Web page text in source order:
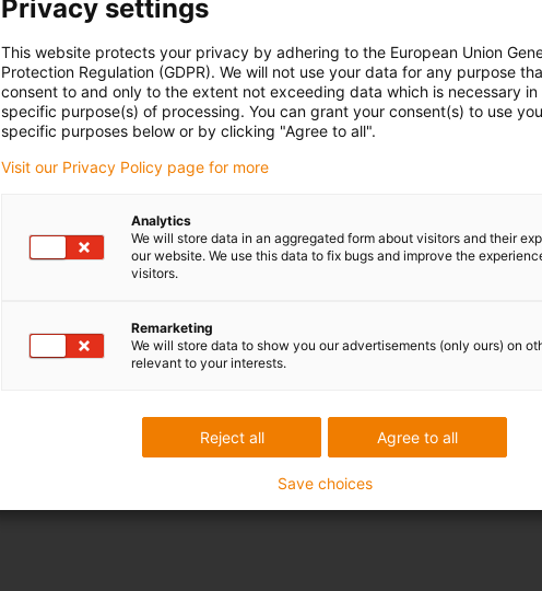
Privacy settings
This website protects your privacy by adhering to the European Union
Protection Regulation (GDPR). We will not use your data for any purpose
consent to and only to the extent not exceeding data which is necessary in
specific purpose(s) of processing. You can grant your consent(s) to use
specific purposes below or by clicking "Agree to all".
Visit our Privacy Policy page for more
Analytics
We will store data in an aggregated form about visitors and their
our website. We use this data to fix bugs and improve the
visitors.
Remarketing
We will store data to show you our advertisements (only ours) on
relevant to your interests.
Agree to all
Reject all
Save choices